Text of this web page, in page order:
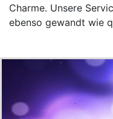
Charme. Unsere
ebenso gewandt wie